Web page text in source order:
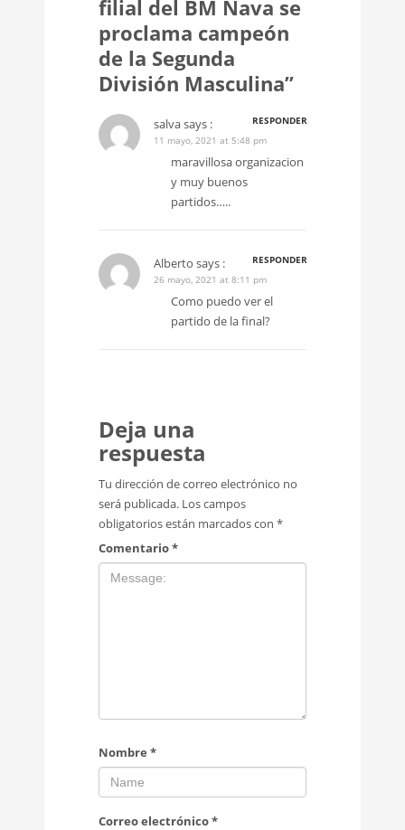
filial del BM Nava se
proclama campeón
de la Segunda
División Masculina”
salvasays :
RESPONDER
11 mayo, 2021 at 5:48 pm
maravillosa organizacion
y muy buenos
partidos…..
Alberto says :
RESPONDER
26 mayo, 2021 at 8:11 pm
Como puedo ver el
partido de la final?
Deja una
respuesta
Tu dirección de correo electrónico no
será publicada. Los campos
obligatorios están marcados con *
Comentario*
Nombre *
Correo electrónico*